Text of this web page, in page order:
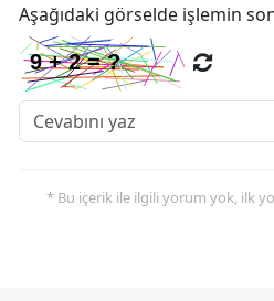
Aşağıdaki görselde işlemin
* Bu içerik ile ilgili yorum yok, ilk